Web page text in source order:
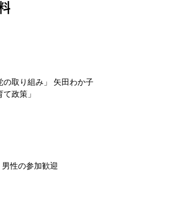
取り組み」 矢田わか子
政策」
性の参加歓迎